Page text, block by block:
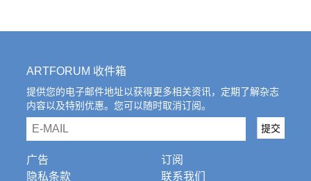
ARTFORUM 收件箱
提供您的电子邮件地址以获得更多相关资讯，定期了解杂志
内容以及特别优惠。您可以随时取消订阅。
email 提交
广告
隐私条款
订阅
联系我们